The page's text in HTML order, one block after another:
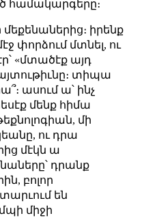
համակարգերը։
իրենք
փորձում մտնել, ու
«մտածէք այդ
տիպա
ասում ա՝ ինչ
մենք հիմա
մի
ու դրա
մէկն ա
դրանք
բոլոր
են
միջի